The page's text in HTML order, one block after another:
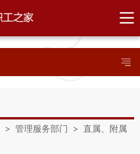
> 管理服务部门 > 直属、附属